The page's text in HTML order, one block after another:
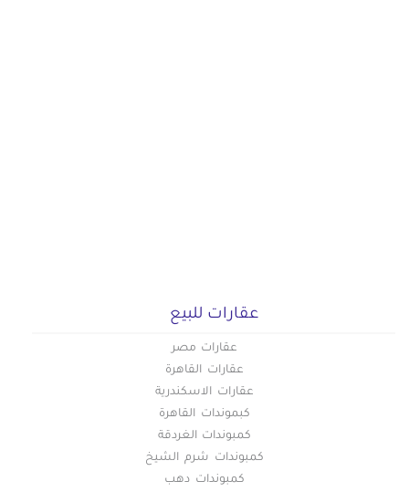
عقارات للبيع
عقارات مصر
عقارات القاهرة
عقارات الاسكندرية
كبموندات القاهرة
كمبوندات الغردقة
كمبوندات شرم الشيخ
كمبوندات دهب